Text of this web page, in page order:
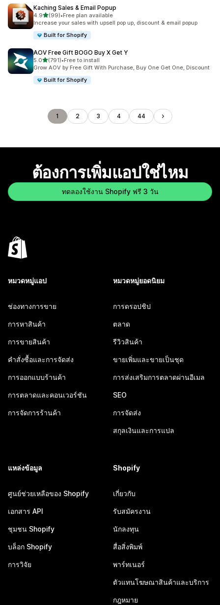
Kaching Sales & Email Popup
4.9เต็ม 5 ดาว
(99)
ทั้งหมด 99 รีวิว
•Free plan available
Increase your sales with upsell pop up, discount & email popup
Built for Shopify
AOV Free Gift BOGO Buy X Get Y
5.0เต็ม 5 ดาว
(791)
ทั้งหมด 791 รีวิว
•Free to install
Grow AOV by Free Gift With Purchase, Buy One Get One, Discount
Built for Shopify
1 2 3 4 44
ต้องการเพิ่มแอปใช่ไหม
ทดลองใช้งาน Shopify ฟรี 3 วัน
หมวดหมู่แอป
ช่องทางการขาย
การหาสินค้า
การขายสินค้า
คำสั่งซื้อและการจัดส่ง
การออกแบบร้านค้า
การตลาดและคอนเวอร์ชัน
การจัดการร้านค้า
หมวดหมู่ยอดนิยม
การดรอปชิป
ตลาด
รีวิวสินค้า
ขายเพิ่มและขายเป็นชุด
การส่งเสริมการตลาดผ่านอีเมล
SEO
การจัดส่ง
สกุลเงินและการแปล
แหล่งข้อมูล
ศูนย์ช่วยเหลือของ Shopify
เอกสาร API
ชุมชน Shopify
บล็อก Shopify
การวิจัย
Shopify
เกี่ยวกับ
รับสมัครงาน
นักลงทุน
สื่อสิ่งพิมพ์
พาร์ทเนอร์
ตัวแทนโฆษณาสินค้าและบริการ
กฎหมาย